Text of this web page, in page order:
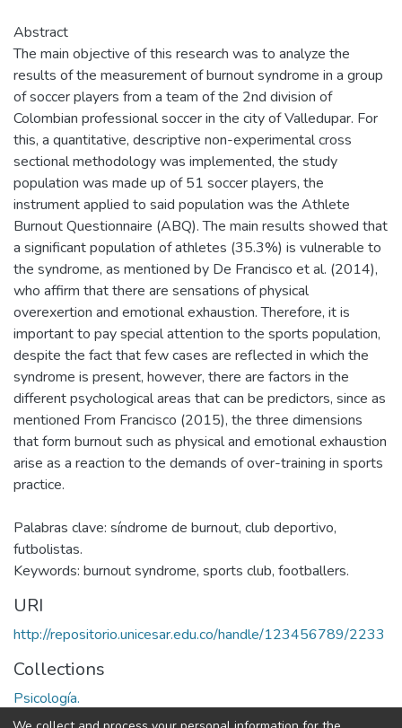
Abstract
The main objective of this research was to analyze the
results of the measurement of burnout syndrome in a group
of soccer players from a team of the 2nd division of
Colombian professional soccer in the city of Valledupar. For
this, a quantitative, descriptive non-experimental cross
sectional methodology was implemented, the study
population was made up of 51 soccer players, the
instrument applied to said population was the Athlete
Burnout Questionnaire (ABQ). The main results showed that
a significant population of athletes (35.3%) is vulnerable to
the syndrome, as mentioned by De Francisco et al. (2014),
who affirm that there are sensations of physical
overexertion and emotional exhaustion. Therefore, it is
important to pay special attention to the sports population,
despite the fact that few cases are reflected in which the
syndrome is present, however, there are factors in the
different psychological areas that can be predictors, since as
mentioned From Francisco (2015), the three dimensions
that form burnout such as physical and emotional exhaustion
arise as a reaction to the demands of over-training in sports
practice.
Palabras clave: síndrome de burnout, club deportivo,
futbolistas.
Keywords: burnout syndrome, sports club, footballers.
URI
http://repositorio.unicesar.edu.co/handle/123456789/2233
Collections
Psicología.